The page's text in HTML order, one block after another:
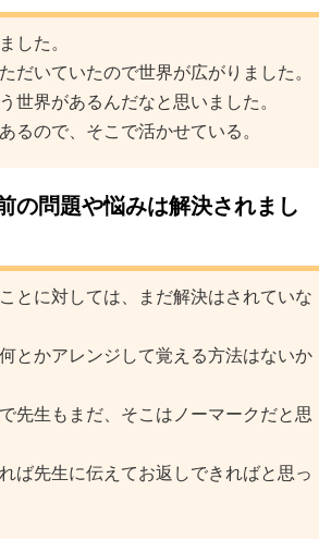
した。
だいていたので世界が広がりました。
世界があるんだなと思いました。
るので、そこで活かせている。
の問題や悩みは解決されまし
とに対しては、まだ解決はされていな
とかアレンジして覚える方法はないか
先生もまだ、そこはノーマークだと思
ば先生に伝えてお返しできればと思っ